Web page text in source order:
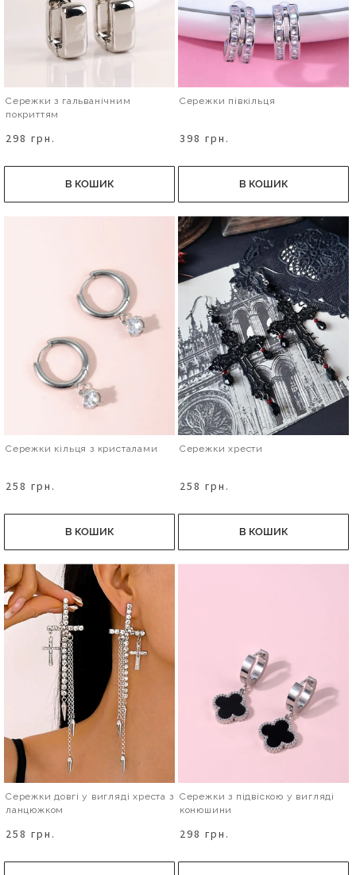
Сережки з гальванічним
покриттям
298 грн.
В КОШИК
Сережки півкільця
398 грн.
В КОШИК
Сережки кільця з кристалами
258 грн.
В КОШИК
Сережки хрести
258 грн.
В КОШИК
Сережки довгі у вигляді хреста з
ланцюжком
258 грн.
Сережки з підвіскою у вигляді
конюшини
298 грн.